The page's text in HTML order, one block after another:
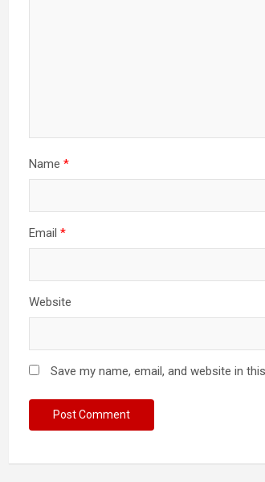
Name*
Email*
Website
Save my name, email, and website in